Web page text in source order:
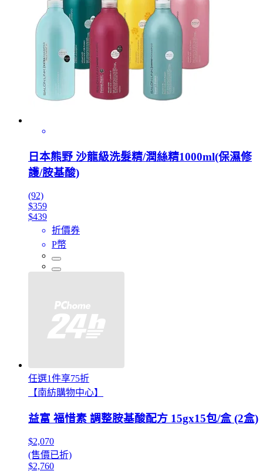
日本熊野 沙龍級洗髮精/潤絲精1000ml(保濕修
護/胺基酸)
(92)
$359
$439
折價券
P幣
任選1件享75折
【南紡購物中心】
益富 福惜素 調整胺基酸配方 15gx15包/盒 (2盒)
$2,070
(售價已折)
$2,760